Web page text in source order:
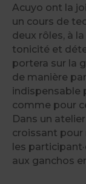
Acuyo ont la
un cours de
deux rôles, à
tonicité et
portera sur la
de manière
indispensable
comme pour
Dans un
croissant pour
les
aux ganchos